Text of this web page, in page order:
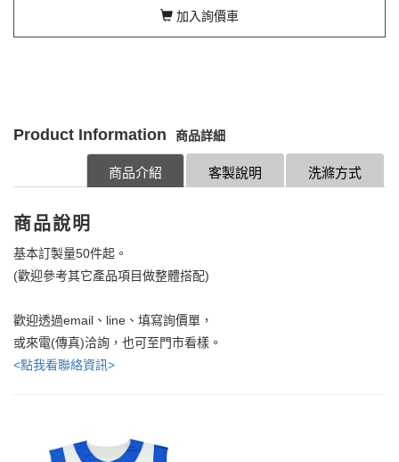
加入詢價車
Product Information 商品詳細
洗滌方式
客製說明
商品介紹
商品說明
基本訂製量50件起。
(歡迎參考其它產品項目做整體搭配)
歡迎透過email、line、填寫詢價單，
或來電(傳真)洽詢，也可至門市看樣。
<點我看聯絡資訊>